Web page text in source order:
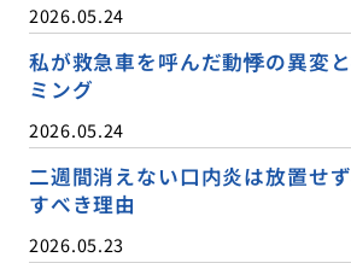
2026.05.24
私が救急車を呼んだ動悸の異変
ミング
2026.05.24
二週間消えない口内炎は放置せ
すべき理由
2026.05.23